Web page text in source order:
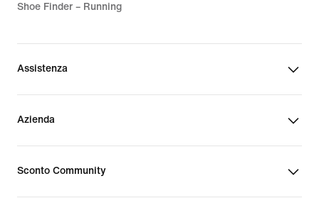
Shoe Finder – Running
Assistenza
Azienda
Sconto Community